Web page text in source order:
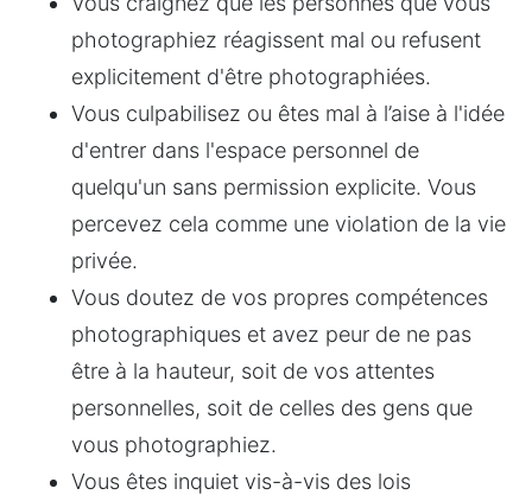
photographiez réagissent mal ou refusent
explicitement d'être photographiées.
Vous culpabilisez ou êtes mal à l’aise à l'idée
d'entrer dans l'espace personnel de
quelqu'un sans permission explicite. Vous
percevez cela comme une violation de la vie
privée.
Vous doutez de vos propres compétences
photographiques et avez peur de ne pas
être à la hauteur, soit de vos attentes
personnelles, soit de celles des gens que
vous photographiez.
Vous êtes inquiet vis-à-vis des lois